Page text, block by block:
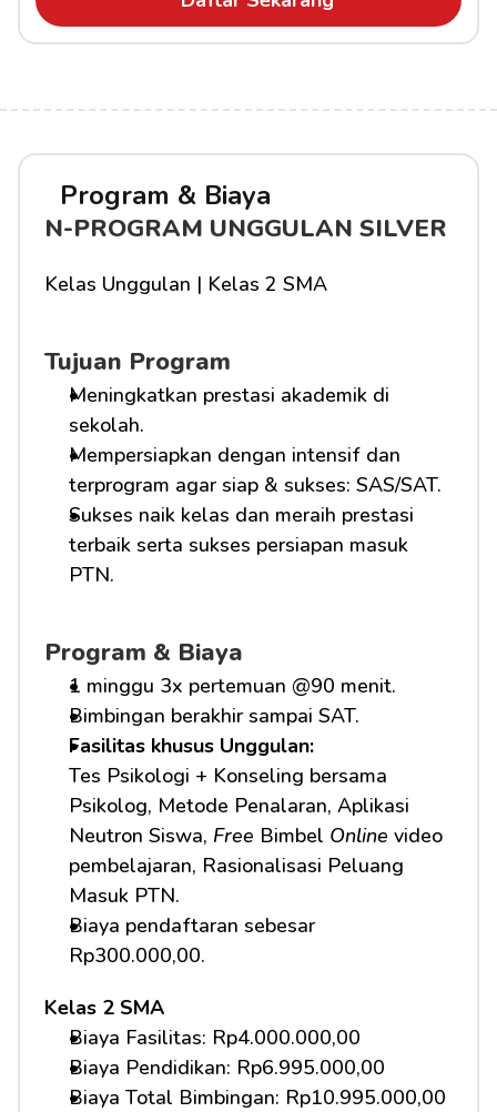
Program & Biaya
N-PROGRAM UNGGULAN SILVER
Kelas Unggulan | Kelas 2 SMA
Tujuan Program
Meningkatkan prestasi akademik di
sekolah.
Mempersiapkan dengan intensif dan
terprogram agar siap & sukses: SAS/SAT.
Sukses naik kelas dan meraih prestasi
terbaik serta sukses persiapan masuk
PTN.
Program & Biaya
1 minggu 3x pertemuan @90 menit.
Bimbingan berakhir sampai SAT.
Fasilitas khusus Unggulan:
Tes Psikologi + Konseling bersama
Psikolog, Metode Penalaran, Aplikasi
Neutron Siswa, Free Bimbel Online video
pembelajaran, Rasionalisasi Peluang
Masuk PTN.
Biaya pendaftaran sebesar
Rp300.000,00.
Kelas 2 SMA
Biaya Fasilitas: Rp4.000.000,00
Biaya Pendidikan: Rp6.995.000,00
Biaya Total Bimbingan: Rp10.995.000,00